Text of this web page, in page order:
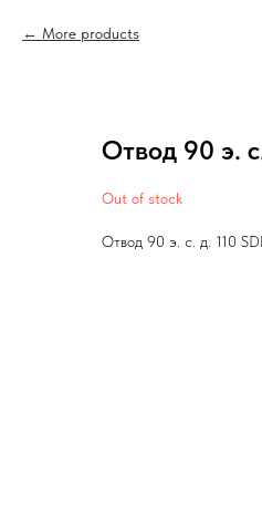
More products
Отвод 90 э.
Out of stock
Отвод 90 э. с. д. 110